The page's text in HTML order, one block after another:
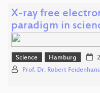
X-ray free
paradigm in
Science Hamburg
Prof. Dr. Robert